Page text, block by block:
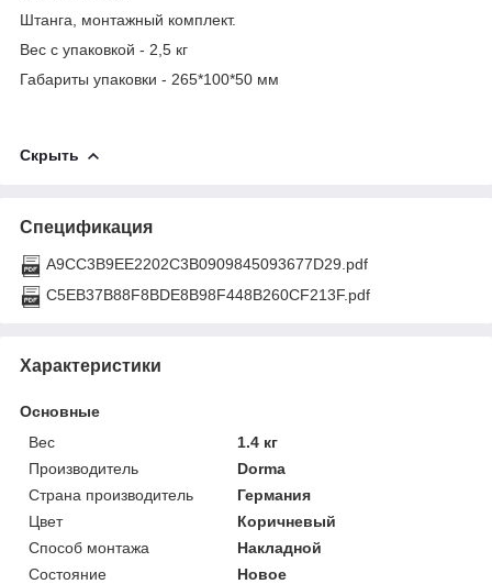
Штанга, монтажный комплект.
Вес с упаковкой - 2,5 кг
Габариты упаковки - 265*100*50 мм
Скрыть
Спецификация
A9CC3B9EE2202C3B0909845093677D29.pdf
C5EB37B88F8BDE8B98F448B260CF213F.pdf
Характеристики
Основные
Вес
1.4 кг
Производитель
Dorma
Страна производитель
Германия
Цвет
Коричневый
Способ монтажа
Накладной
Состояние
Новое